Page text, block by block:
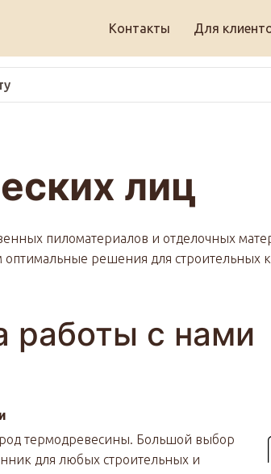
Контакты Для
лиц
пиломатериалов и отделочных
решения для
работы с нами
термодревесины. Большой выбор
для любых строительных и